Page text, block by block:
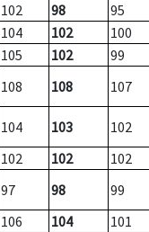
102 98
95
104 102
100
105 102
99
108 108 107
104 103
102
102 102
102
97 98
99
106 104
101